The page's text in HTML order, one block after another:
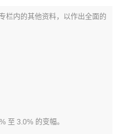
栏内的其他资料，以作出全面的
至 3.0% 的变幅。